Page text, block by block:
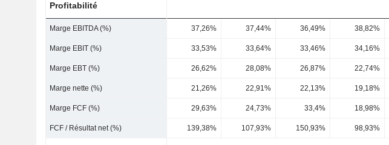
Profitabilité
Marge EBITDA (%) 37,26% 37,44% 36,49% 38,82%
Marge EBIT (%) 33,53% 33,64% 33,46% 34,16%
Marge EBT (%) 26,62% 28,08% 26,87% 22,74%
Marge nette (%) 21,26% 22,91% 22,13% 19,18%
Marge FCF (%) 29,63% 24,73% 33,4% 18,98%
FCF / Résultat net (%) 139,38% 107,93% 150,93% 98,93%